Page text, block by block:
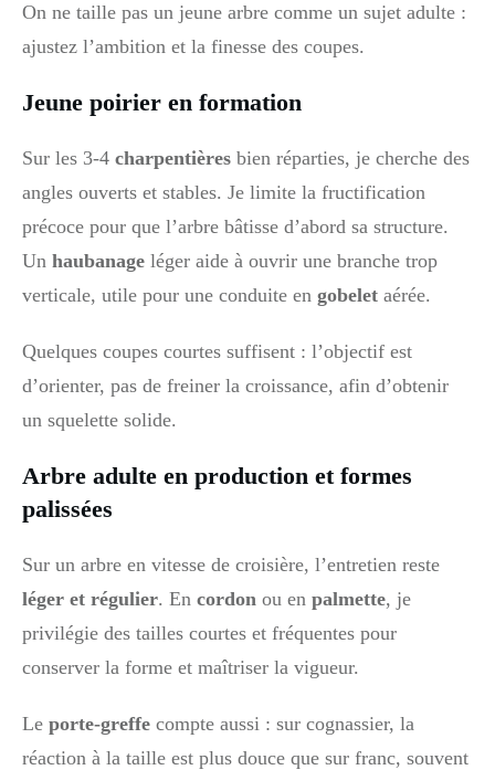
On ne taille pas un jeune arbre comme un sujet adulte :
ajustez l’ambition et la finesse des coupes.
Jeune poirier en formation
Sur les 3-4 charpentières bien réparties, je cherche des
angles ouverts et stables. Je limite la fructification
précoce pour que l’arbre bâtisse d’abord sa structure.
Un haubanage léger aide à ouvrir une branche trop
verticale, utile pour une conduite en gobelet aérée.
Quelques coupes courtes suffisent : l’objectif est
d’orienter, pas de freiner la croissance, afin d’obtenir
un squelette solide.
Arbre adulte en production et formes
palissées
Sur un arbre en vitesse de croisière, l’entretien reste
léger et régulier. En cordon ou en palmette, je
privilégie des tailles courtes et fréquentes pour
conserver la forme et maîtriser la vigueur.
Le porte-greffe compte aussi : sur cognassier, la
réaction à la taille est plus douce que sur franc, souvent